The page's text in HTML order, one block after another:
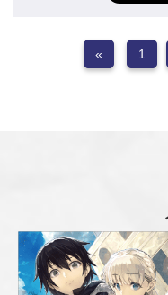
« 1